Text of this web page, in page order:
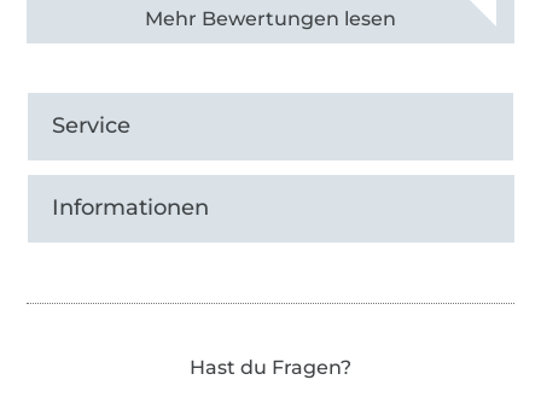
Alle 82968 Bewertungen ansehen
Service
Informationen
Hast du Fragen?